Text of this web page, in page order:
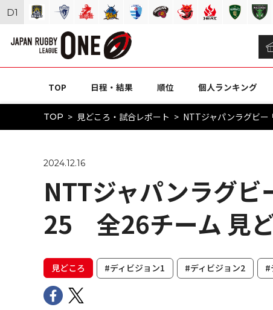
TOP 日程・結果 順位 個人ランキング
TOP 見どころ・試合レポート NTTジャパンラグビ
2024.12.16
NTTジャパンラグ
25 全26チーム 見
見どころ #ディビジョン1 #ディビジョン2 #
D1